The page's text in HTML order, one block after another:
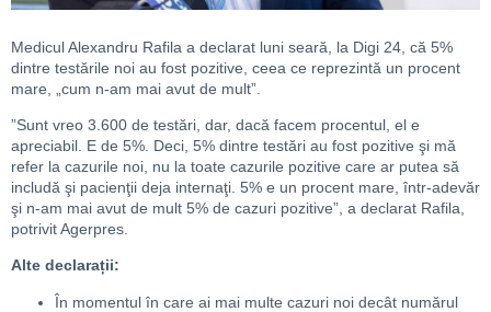
Medicul Alexandru Rafila a declarat luni seară, la Digi 24, că 5%
dintre testările noi au fost pozitive, ceea ce reprezintă un procent
mare, „cum n-am mai avut de mult”.
”Sunt vreo 3.600 de testări, dar, dacă facem procentul, el e
apreciabil. E de 5%. Deci, 5% dintre testări au fost pozitive şi mă
refer la cazurile noi, nu la toate cazurile pozitive care ar putea să
includă şi pacienţii deja internaţi. 5% e un procent mare, într-adevăr
şi n-am mai avut de mult 5% de cazuri pozitive”, a declarat Rafila,
potrivit Agerpres.
Alte declarații:
În momentul în care ai mai multe cazuri noi decât numărul